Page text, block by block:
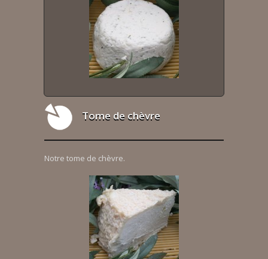
Tome de chèvre
Notre tome de chèvre.